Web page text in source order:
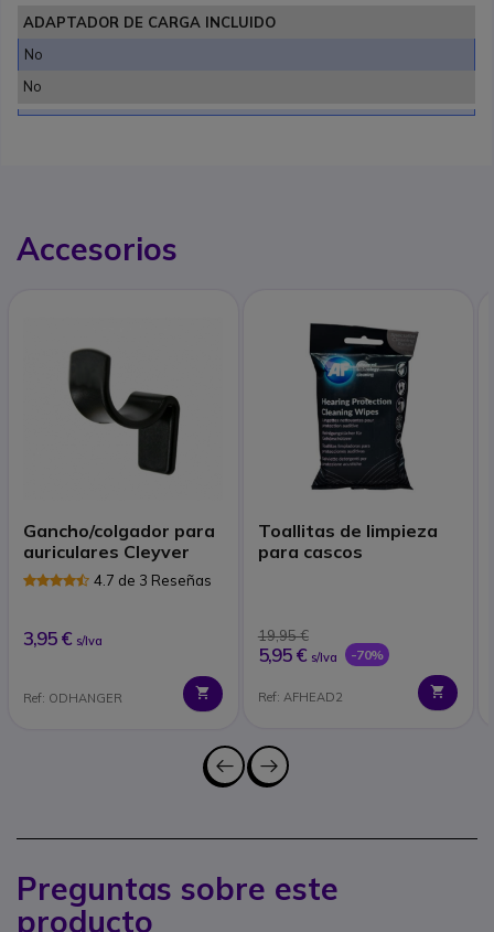
ADAPTADOR DE CARGA INCLUIDO
No
No
Accesorios
Gancho/colgador para
auriculares Cleyver
4.7 de 3 Reseñas
3,95 € s/Iva
Ref: ODHANGER
Toallitas de limpieza
para cascos
19,95 €
5,95 € s/Iva -70%
Ref: AFHEAD2
Preguntas sobre este
producto